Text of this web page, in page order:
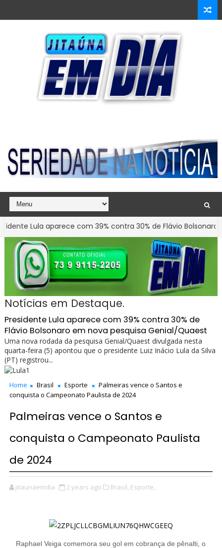
aparece com 39% contra 30% de Flávio Bolsonaro em
de Jitaúna entrega novo Grupo Escolar Arelano Barreira
Notícias em Destaque.
Presidente Lula aparece com 39% contra 30% de
Flávio Bolsonaro em nova pesquisa Genial/Quaest
Uma nova rodada da pesquisa Genial/Quaest divulgada nesta
quarta-feira (5) apontou que o presidente Luiz Inácio Lula da Silva
(PT) registrou...
Home Brasil Esporte
Palmeiras vence o Santos e
conquista o Campeonato Paulista de 2024
Palmeiras vence o Santos e
conquista o Campeonato Paulista
de 2024
jitaunaemdia 2 years ago Brasil, Esporte,
Raphael Veiga comemora seu gol em cobrança de pênalti, o